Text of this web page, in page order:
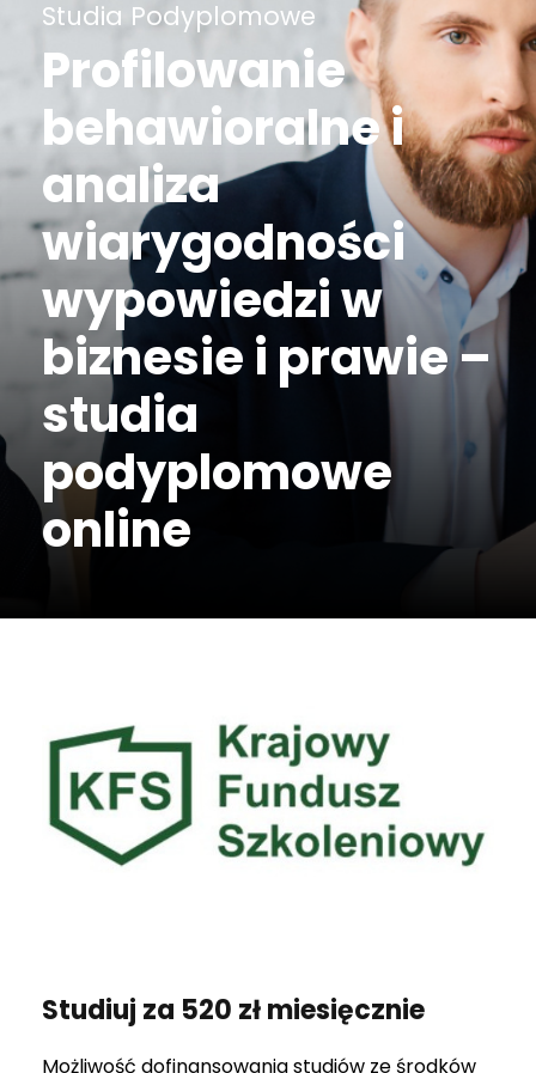
Studia Podyplomowe
Profilowanie
behawioralne i
analiza
wiarygodności
wypowiedzi w
biznesie i prawie –
studia
podyplomowe
online
Studiuj za 520 zł miesięcznie
Możliwość dofinansowania studiów ze środków